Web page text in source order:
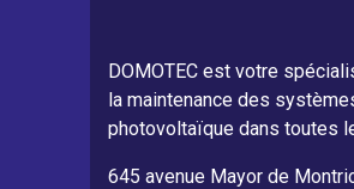
DOMOTEC est votre
la maintenance des
photovoltaïque dans toutes
645 avenue Mayor de